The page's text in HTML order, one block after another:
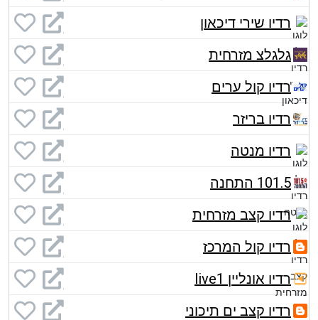
רדיו שירי דיכאון
גלגלצ מזרחית
רדיו קול ערים
רדיו בריזר
רדיו מנטה
101.5 התחנה
רדיו קצב מזרחית
רדיו קול המרכז
רדיו אונליין live1
רדיו קצב ים תיכוני